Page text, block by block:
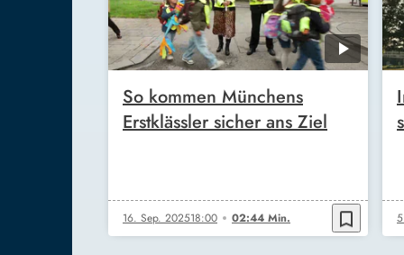
So kommen Münchens
Erstklässler sicher ans Ziel
16. Sep. 202518:00 02:44 Min. bookmark_border